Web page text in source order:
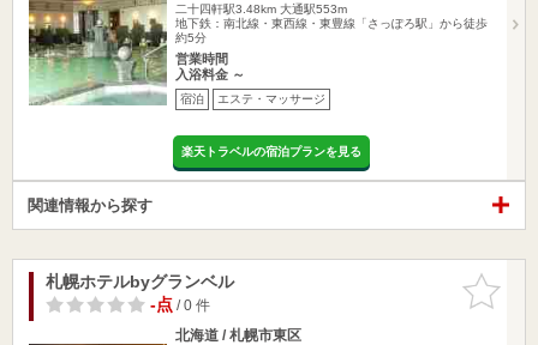
二十四軒駅3.48km 大通駅553m
地下鉄：南北線・東西線・東豊線「さっぽろ駅」から徒歩
約5分
営業時間
入浴料金 ～
宿泊 エステ・マッサージ
楽天トラベルの宿泊プランを見る
関連情報から探す
お気に入
りに追加
札幌ホテルbyグランベル
-点/ 0 件
北海道 / 札幌市東区